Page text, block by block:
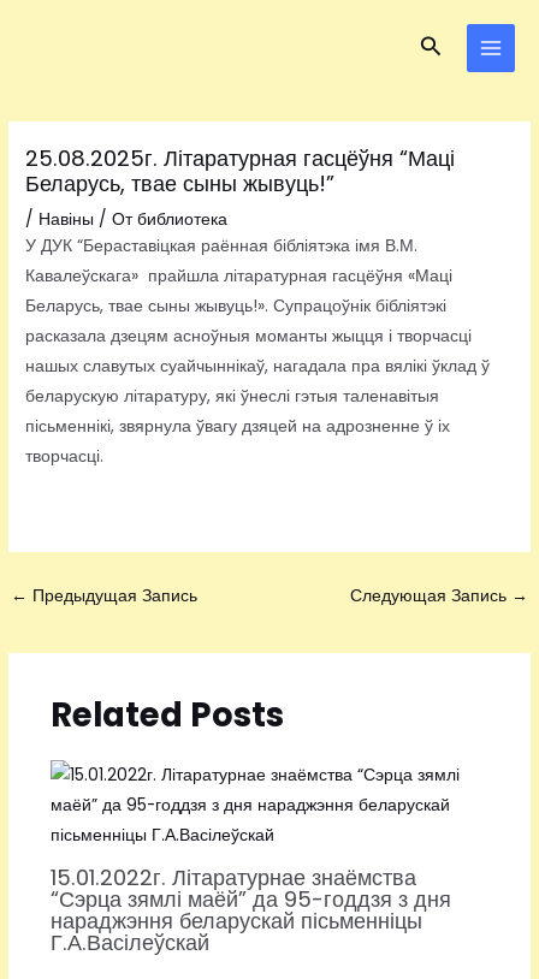
Поиск
25.08.2025г. Літаратурная гасцёўня “Маці
Беларусь, твае сыны жывуць!”
/ Навіны / Отбиблиотека
У ДУК “Бераставіцкая раённая бібліятэка імя В.М.
Кавалеўскага» прайшла літаратурная гасцёўня «Маці
Беларусь, твае сыны жывуць!». Супрацоўнік бібліятэкі
расказала дзецям асноўныя моманты жыцця і творчасці
нашых славутых суайчыннікаў, нагадала пра вялікі ўклад ў
беларускую літаратуру, які ўнеслі гэтыя таленавітыя
пісьменнікі, звярнула ўвагу дзяцей на адрозненне ў іх
творчасці.
← Предыдущая Запись Следующая Запись →
Related Posts
15.01.2022г. Літаратурнае знаёмства
“Сэрца зямлі маёй” да 95-годдзя з дня
нараджэння беларускай пісьменніцы
Г.А.Васілеўскай